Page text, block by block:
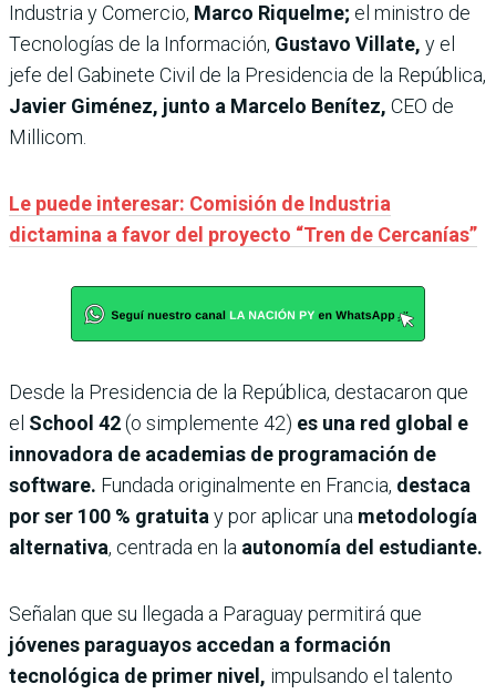
Industria y Comercio, Marco Riquelme; el ministro de
Tecnologías de la Información, Gustavo Villate, y el
jefe del Gabinete Civil de la Presidencia de la República,
Javier Giménez, junto a Marcelo Benítez, CEO de
Millicom.
Le puede interesar: Comisión de Industria
dictamina a favor del proyecto “Tren de Cercanías”
Desde la Presidencia de la República, destacaron que
el School 42(o simplemente 42) es una red global e
innovadora de academias de programación de
software. Fundada originalmente en Francia, destaca
por ser 100 % gratuitay por aplicar una metodología
alternativa, centrada en la autonomía del estudiante.
Señalan que su llegada a Paraguay permitirá que
jóvenes paraguayos accedan a formación
tecnológica de primer nivel, impulsando el talento